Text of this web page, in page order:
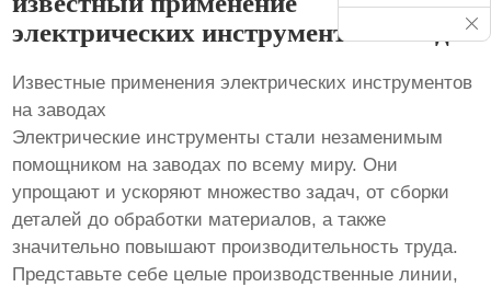
электрических инструментов заводы
Известные применения электрических инструментов
на заводах
Электрические инструменты стали незаменимым
помощником на заводах по всему миру. Они
упрощают и ускоряют множество задач, от сборки
деталей до обработки материалов, а также
значительно повышают производительность труда.
Представьте себе целые производственные линии,